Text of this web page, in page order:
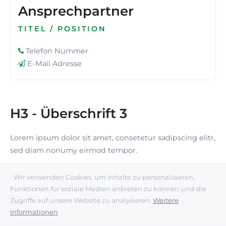
Wir verwenden Cookies, um Inhalte zu personalisieren,
Funktionen für soziale Medien anbieten zu können und die
Zugriffe auf unsere Website zu analysieren. Weitere
Informationen
Ansprechpartner
TITEL / POSITION
Telefon Nummer
E-Mail Adresse
H3 - Überschrift 3
Lorem ipsum dolor sit amet, consetetur sadipscing elitr,
sed diam nonumy eirmod tempor.
NEWS